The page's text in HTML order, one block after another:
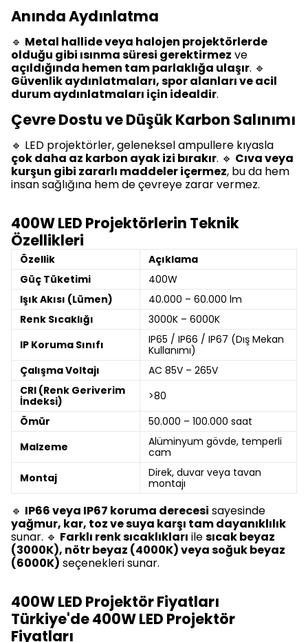
Anında Aydınlatma
🔹 Metal hallide veya halojen projektörlerde
olduğu gibi ısınma süresi gerektirmez ve
açıldığında hemen tam parlaklığa ulaşır. 🔹
Güvenlik aydınlatmaları, spor alanları ve acil
durum aydınlatmaları için idealdir.
Çevre Dostu ve Düşük Karbon Salınımı
🔹 LED projektörler, geleneksel ampullere kıyasla
çok daha az karbon ayak izi bırakır. 🔹 Cıva veya
kurşun gibi zararlı maddeler içermez, bu da hem
insan sağlığına hem de çevreye zarar vermez.
400W LED Projektörlerin Teknik
Özellikleri
Özellik
Açıklama
Güç Tüketimi
400W
Işık Akısı (Lümen)
40.000 – 60.000 lm
Renk Sıcaklığı
3000K – 6000K
IP Koruma Sınıfı
IP65 / IP66 / IP67 (Dış Mekan
Kullanımı)
Çalışma Voltajı
AC 85V – 265V
CRI (Renk Geriverim
İndeksi)
>80
Ömür
50.000 – 100.000 saat
Malzeme
Alüminyum gövde, temperli
cam
Montaj
Direk, duvar veya tavan
montajı
🔹 IP66 veya IP67 koruma derecesi sayesinde
yağmur, kar, toz ve suya karşı tam dayanıklılık
sunar. 🔹 Farklı renk sıcaklıkları ilesıcak beyaz
(3000K), nötr beyaz (4000K) veya soğuk beyaz
(6000K) seçenekleri sunar.
400W LED Projektör Fiyatları
Türkiye'de 400W LED Projektör
Fiyatları